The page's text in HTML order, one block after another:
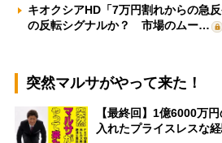
キオクシアHD「7万円割れからの急
の反転シグナルか？ 市場のムー…
突然マルサがやって来た！
【最終回】1億6000万
入れたプライスレスな